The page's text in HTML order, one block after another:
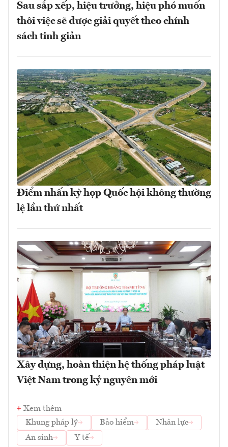
Sau sắp xếp, hiệu trưởng, hiệu phó muốn
thôi việc sẽ được giải quyết theo chính
sách tinh giản
Điểm nhấn kỳ họp Quốc hội không thường
lệ lần thứ nhất
Xây dựng, hoàn thiện hệ thống pháp luật
Việt Nam trong kỷ nguyên mới
Xem thêm
Khung pháp lý
Bảo hiểm
Nhân lực
An sinh
Y tế